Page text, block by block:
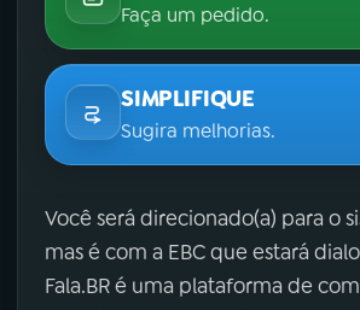
Faça um pedido.
SIMPLIFIQUE
Sugira melhorias.
Você será direcionado(a) para o
mas é com a EBC que estará
Fala.BR é uma plataforma de